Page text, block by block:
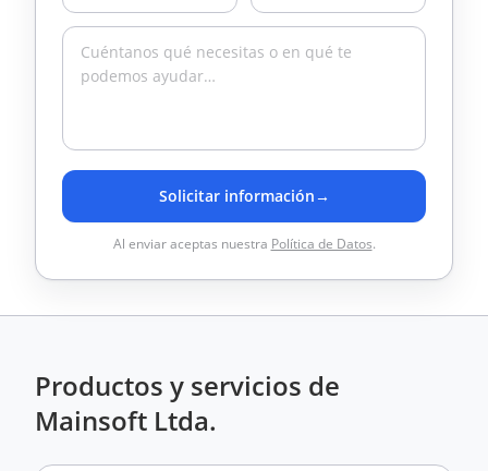
Solicitar información→
Al enviar aceptas nuestra Política de Datos.
Productos y servicios de
Mainsoft Ltda.